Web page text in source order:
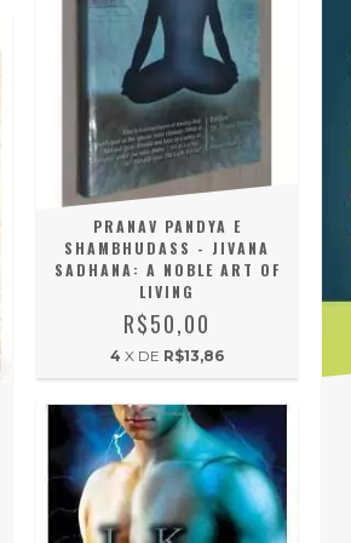
PRANAV PANDYA E
SHAMBHUDASS - JIVANA
SADHANA: A NOBLE ART OF
LIVING
R$50,00
4 X DE R$13,86